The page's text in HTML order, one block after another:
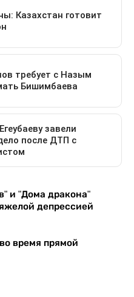
и "Дома дракона"
депрессией
время прямой